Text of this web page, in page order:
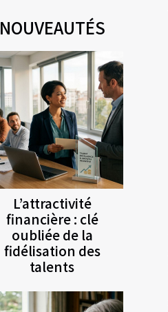
NOUVEAUTÉS
L’attractivité
financière : clé
oubliée de la
fidélisation des
talents